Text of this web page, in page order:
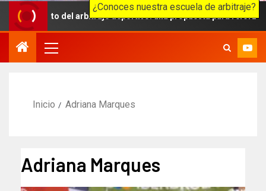
¿Conoces nuestra escuela de arbitraje?
del arbitraje deportivo: una propuesta para reforzar la
Inicio Adriana Marques
Adriana Marques